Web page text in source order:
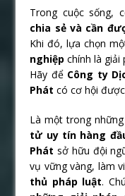
Trong cuộc sống,
chia sẻ và cần
Khi đó, lựa chọn
nghiệp chính là giải
Hãy để Công ty
Phát có cơ hội
Là một trong những
tử uy tín hàng
Phát sở hữu đội
vụ vững vàng, làm
thủ pháp luật.